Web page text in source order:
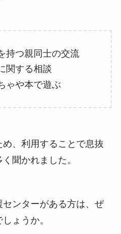
持つ親同士の交流
関する相談
ゃや本で遊ぶ
、利用することで息抜
聞かれました。
ンターがある方は、ぜ
ょうか。